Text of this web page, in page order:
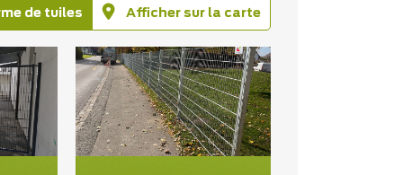
de tuiles Afficher sur la carte